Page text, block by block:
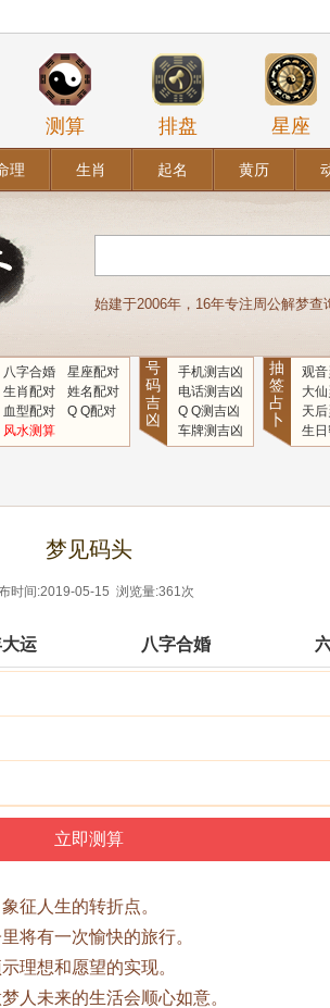
测算 排盘 星座
理 生肖 起名 黄历
始建于2006年，16年专注周公解梦
八字合婚
星座配对
生肖配对
姓名配对
血型配对
Q Q配对
风水测算
号
码
吉
凶
手机测吉凶
电话测吉凶
Q Q测吉凶
车牌测吉凶
抽
签
占
卜
观
大
天
生
梦见码头
时间:2019-05-15 浏览量:361次
运 八字合婚
征人生的转折点。
将有一次愉快的旅行。
理想和愿望的实现。
人未来的生活会顺心如意。